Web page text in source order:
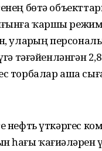
бөтә
ҡаршы
уларҙың
тәғәйенләнгән
торбалар аша
нефть үткәргес
ҡағиҙәләрен